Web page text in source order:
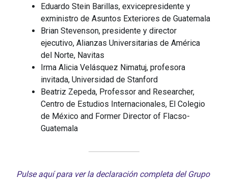
Eduardo Stein Barillas, exvicepresidente y
exministro de Asuntos Exteriores de Guatemala
Brian Stevenson, presidente y director
ejecutivo, Alianzas Universitarias de América
del Norte, Navitas
Irma Alicia Velásquez Nimatuj, profesora
invitada, Universidad de Stanford
Beatriz Zepeda, Professor and Researcher,
Centro de Estudios Internacionales, El Colegio
de México and Former Director of Flacso-
Guatemala
Pulse aquí para ver la declaración completa del Grupo